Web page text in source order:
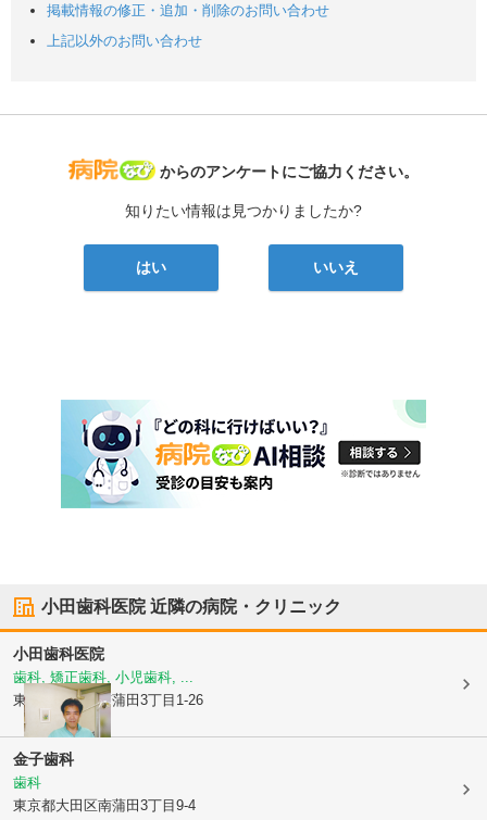
掲載情報の修正・追加・削除のお問い合わせ
上記以外のお問い合わせ
病院なび
からのアンケートにご協力ください。
知りたい情報は見つかりましたか?
はい いいえ
小田歯科医院近隣の病院・クリニック
小田歯科医院
歯科, 矯正歯科, 小児歯科, ...
東京都大田区南蒲田3丁目1-26
金子歯科
歯科
東京都大田区南蒲田3丁目9-4